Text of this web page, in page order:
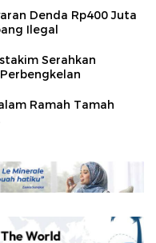
Denda Rp400 Juta
Ilegal
Serahkan
Ramah Tamah